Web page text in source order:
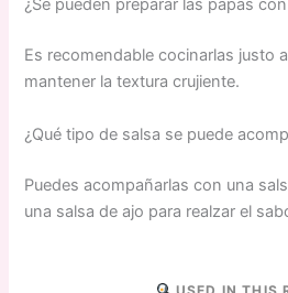
¿Se pueden preparar las papas
Es recomendable cocinarlas justo
mantener la textura crujiente.
¿Qué tipo de salsa se puede
Puedes acompañarlas con una
una salsa de ajo para realzar el